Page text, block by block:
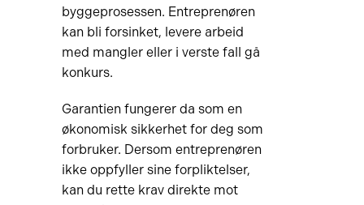
byggeprosessen. Entreprenøren
kan bli forsinket, levere arbeid
med mangler eller i verste fall gå
konkurs.
Garantien fungerer da som en
økonomisk sikkerhet for deg som
forbruker. Dersom entreprenøren
ikke oppfyller sine forpliktelser,
kan du rette krav direkte mot